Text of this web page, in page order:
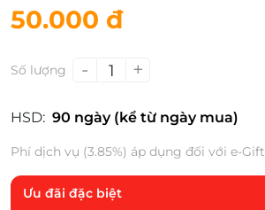
50.000 đ
Số lượng - 1 +
HSD: 90 ngày (kể từ ngày mua)
Phí dịch vụ (3.85%) áp dụng đối với e-Gift
Ưu đãi đặc biệt